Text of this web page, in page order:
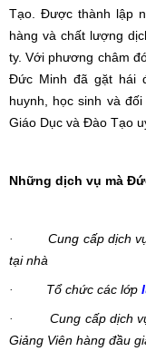
Tạo. Được thành lập
hàng và chất lượng
ty. Với phương châm
Đức Minh đã gặt hái
huynh, học sinh và
Giáo Dục và Đào Tạo
Những dịch vụ mà
· Cung cấp dịch
tại nhà
·
Tổ chức các lớp
·
Cung cấp dịch
Giảng Viên hàng đầu